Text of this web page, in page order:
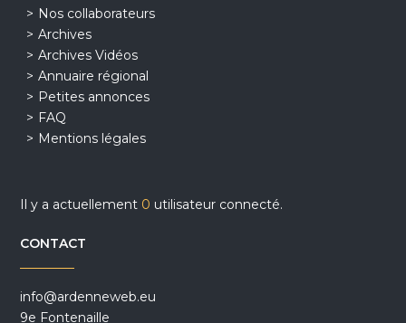
Nos collaborateurs
Archives
Archives Vidéos
Annuaire régional
Petites annonces
FAQ
Mentions légales
Il y a actuellement 0 utilisateur connecté.
CONTACT
info@ardenneweb.eu
9e Fontenaille